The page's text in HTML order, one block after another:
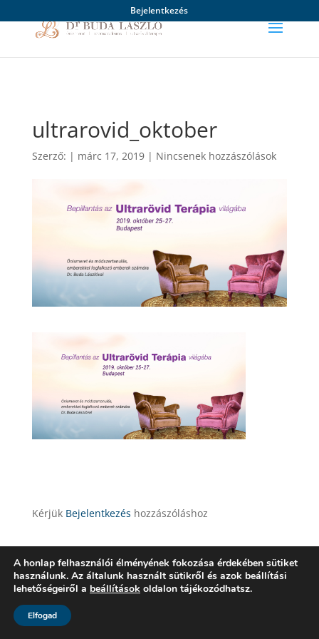
Bejelentkezés
ultrarovid_oktober
Szerző: | márc 17, 2019| Nincsenek hozzászólások
Kérjük Bejelentkezés hozzászóláshoz
A honlap felhasználói élményének fokozása érdekében sütiket
használunk. Az általunk használt sütikről és azok beállítási
lehetőségeiről a beállítások oldalon tájékozódhatsz.
Elfogad